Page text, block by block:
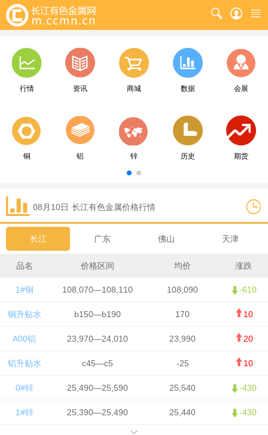
行情 资讯 商城 数据 会展
铜 铝 锌 历史 期货
08月10日 长江有色金属价格行情
长江 广东 佛山 天津
品名 价格区间 均价 涨跌
1#铜 108,070—108,110 108,090 -610
铜升贴水 b150—b190 170 10
A00铝 23,970—24,010 23,990 20
铝升贴水 c45—c5 -25 10
0#锌 25,490—25,590 25,540 -430
1#锌 25,390—25,490 25,440 -430